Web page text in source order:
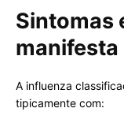
Sintomas
manifesta
A influenza
tipicamente com: